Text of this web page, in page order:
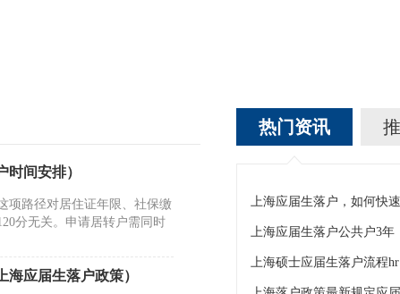
间安排）
项路径对居住证年限、社保缴
分无关。申请居转户需同时
海应届生落户政策）
热门资讯
上海应届生落户公共户3年
上海硕士应届生落户流程